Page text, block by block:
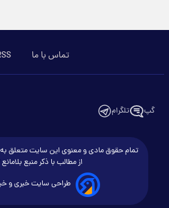
تماس با ما
گپ تلگرام
تمام حقوق مادی و معنوی این سایت متعلق
از مطالب با ذکر منبع
طراحی سایت خبری و